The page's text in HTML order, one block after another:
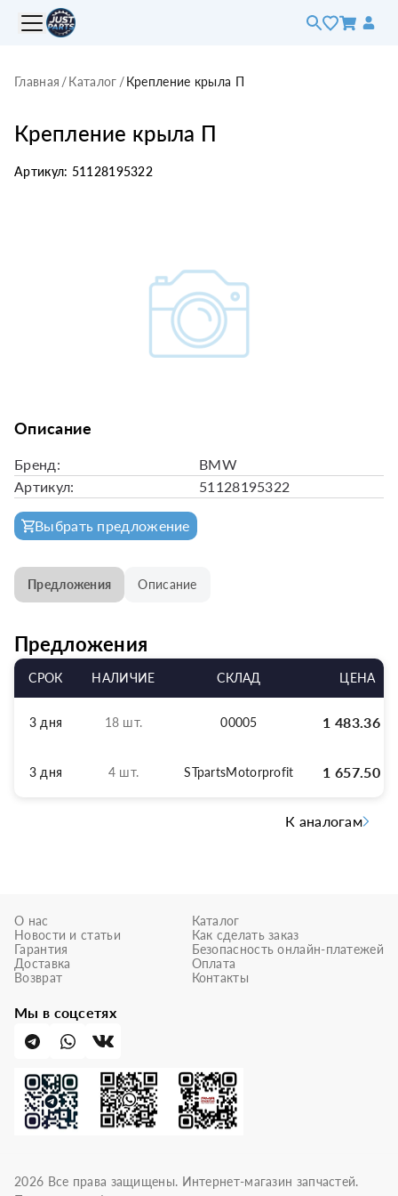
Главная /Каталог /Крепление крыла П
Крепление крыла П
Артикул: 51128195322
Описание
Бренд:
BMW
Артикул:
51128195322
Выбрать предложение
Предложения Описание
Предложения
СРОК НАЛИЧИЕ СКЛАД ЦЕНА
3 дня 18 шт. 00005 1 483.36р
3 дня 4 шт. STpartsMotorprofit 1 657.50р
К аналогам
О нас
Новости и статьи
Гарантия
Доставка
Возврат
Каталог
Как сделать заказ
Безопасность онлайн-платежей
Оплата
Контакты
Мы в соцсетях
2026 Все права защищены. Интернет-магазин запчастей.